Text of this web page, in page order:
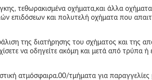
τεθωρακισμένα οχήματα,και άλλα
επιδόσεων και πολυτελή οχήματα που
της διατήρησης του σχήματος και της
να οδηγείτε ακόμη και μετά από τρύπα ή
ατμόσφαιρα.00/τμήματα για